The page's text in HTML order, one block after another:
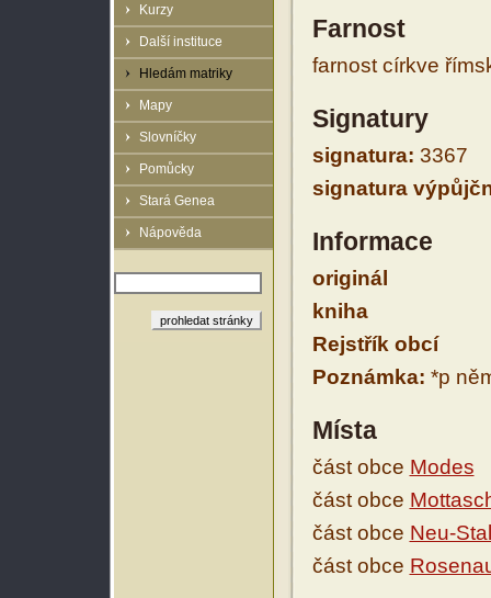
Kurzy
Další instituce
Hledám matriky
Mapy
Slovníčky
Pomůcky
Stará Genea
Nápověda
Farnost
farnost církve
Signatury
signatura: 3367
signatura
Informace
originál
kniha
Rejstřík obcí
Poznámka: *p
Místa
část obce Modes
část obce
část obce Neu-
část obce